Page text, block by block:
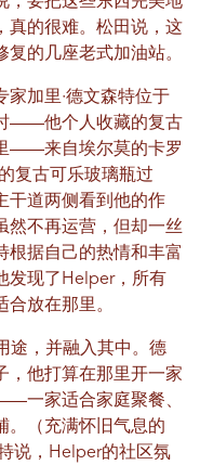
真的很难。松田说，这
的几座老式加油站。
加里·德文森特位于
——他个人收藏的复古
——来自埃尔莫的卡罗
复古可乐玻璃瓶过
干道两侧看到他的作
然不再运营，但却一丝
根据自己的热情和丰富
发现了Helper，所有
放在那里。
途，并融入其中。德
，他打算在那里开一家
一家适合家庭聚餐、
。（充满怀旧气息的
说，Helper的社区氛